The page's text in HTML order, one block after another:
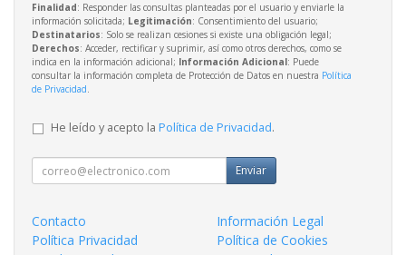
Finalidad: Responder las consultas planteadas por el usuario y enviarle la
información solicitada; Legitimación: Consentimiento del usuario;
Destinatarios: Solo se realizan cesiones si existe una obligación legal;
Derechos: Acceder, rectificar y suprimir, así como otros derechos, como se
indica en la información adicional; Información Adicional: Puede
consultar la información completa de Protección de Datos en nuestra Política
de Privacidad.
He leído y acepto la Política de Privacidad.
Enviar
Contacto
Información Legal
Política Privacidad
Política de Cookies